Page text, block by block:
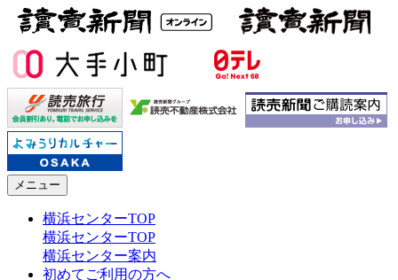
メニュー
横浜センターTOP
横浜センターTOP
横浜センター案内
初めてご利用の方へ